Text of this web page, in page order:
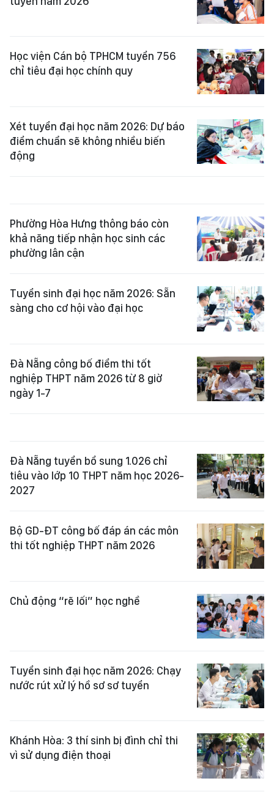
Học viện Cán bộ TPHCM tuyển 756
chỉ tiêu đại học chính quy
Xét tuyển đại học năm 2026: Dự báo
điểm chuẩn sẽ không nhiều biến
động
Phường Hòa Hưng thông báo còn
khả năng tiếp nhận học sinh các
phường lân cận
Tuyển sinh đại học năm 2026: Sẵn
sàng cho cơ hội vào đại học
Đà Nẵng công bố điểm thi tốt
nghiệp THPT năm 2026 từ 8 giờ
ngày 1-7
Đà Nẵng tuyển bổ sung 1.026 chỉ
tiêu vào lớp 10 THPT năm học 2026-
2027
Bộ GD-ĐT công bố đáp án các môn
thi tốt nghiệp THPT năm 2026
Chủ động “rẽ lối” học nghề
Tuyển sinh đại học năm 2026: Chạy
nước rút xử lý hồ sơ sơ tuyển
Khánh Hòa: 3 thí sinh bị đình chỉ thi
vì sử dụng điện thoại